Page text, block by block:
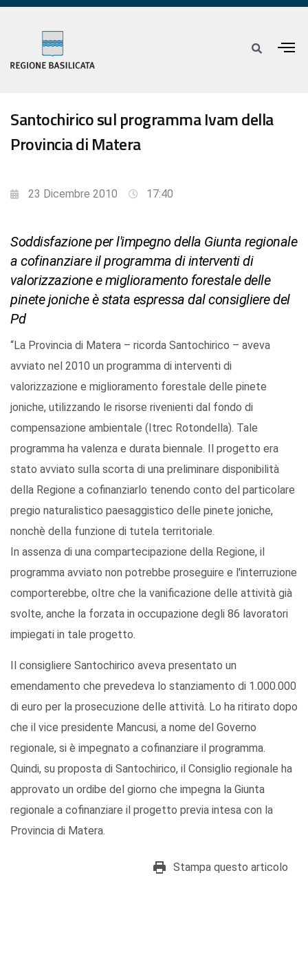
Santochirico sul programma Ivam della
Provincia di Matera
23 Dicembre 2010 17:40
Soddisfazione per l'impegno della Giunta regionale
a cofinanziare il programma di interventi di
valorizzazione e miglioramento forestale delle
pinete joniche è stata espressa dal consigliere del
Pd
“La Provincia di Matera – ricorda Santochirico – aveva
avviato nel 2010 un programma di interventi di
valorizzazione e miglioramento forestale delle pinete
joniche, utilizzando le risorse rivenienti dal fondo di
compensazione ambientale (Itrec Rotondella). Tale
programma ha valenza e durata biennale. Il progetto era
stato avviato sulla scorta di una preliminare disponibilità
della Regione a cofinanziarlo tenendo conto del particolare
pregio naturalistico paesaggistico delle pinete joniche,
nonchè della funzione di tutela territoriale.
In assenza di una compartecipazione della Regione, il
programma avviato non potrebbe proseguire e l'interruzione
comporterebbe, oltre che la vanificazione delle attività già
svolte, anche la forzata in occupazione degli 86 lavoratori
impiegati in tale progetto.
Il consigliere Santochirico aveva presentato un
emendamento che prevedeva lo stanziamento di 1.000.000
di euro per la prosecuzione delle attività. Lo ha ritirato dopo
che il vice presidente Mancusi, a nome del Governo
regionale, si è impegnato a cofinanziare il programma.
Quindi, su proposta di Santochirico, il Consiglio regionale ha
approvato un ordibe del giorno che impegna la Giunta
regionale a cofinanziare il progetto previa intesa con la
Provincia di Matera.
Stampa questo articolo